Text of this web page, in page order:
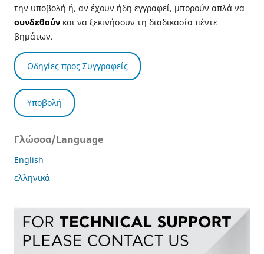
την υποβολή ή, αν έχουν ήδη εγγραφεί, μπορούν απλά να
συνδεθούνκαι να ξεκινήσουν τη διαδικασία πέντε
βημάτων.
Οδηγίες προς Συγγραφείς
Υποβολή
Γλώσσα/Language
English
ελληνικά